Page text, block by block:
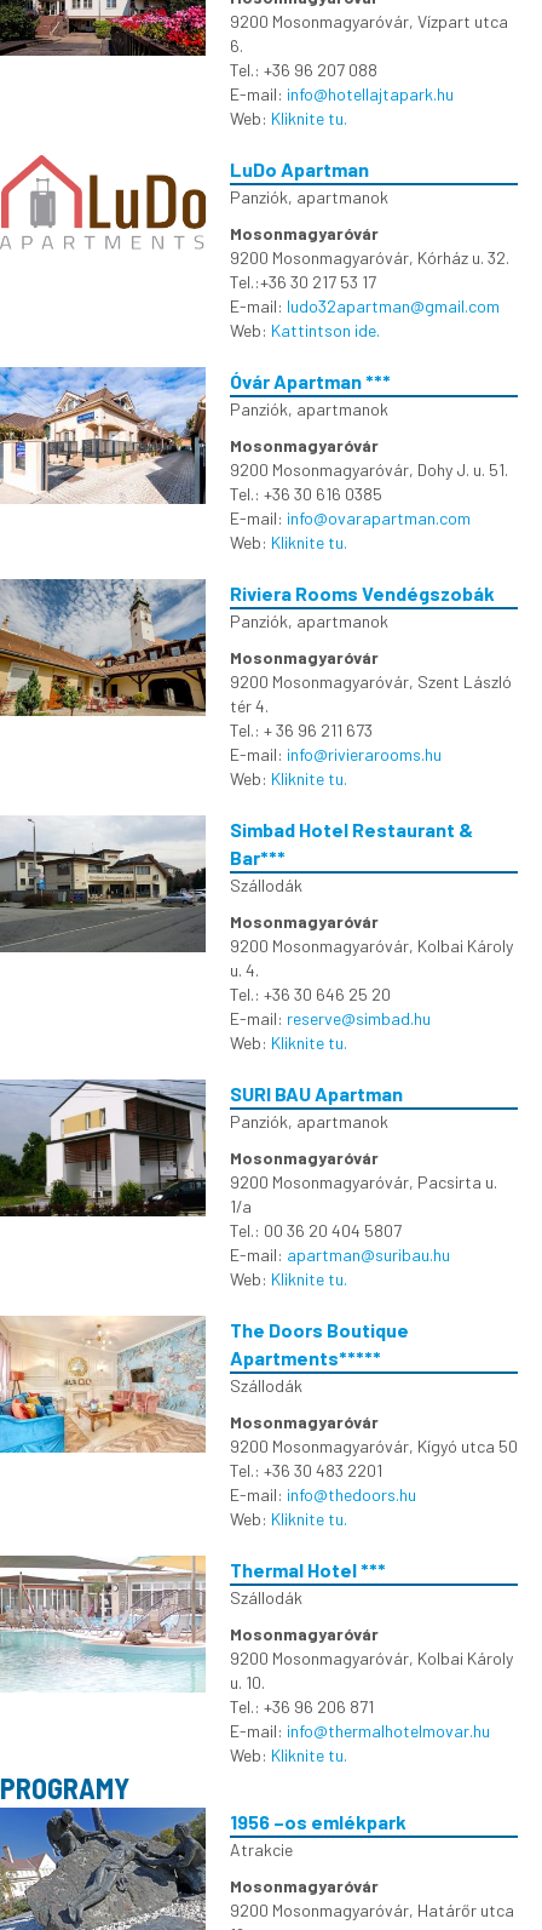
9200 Mosonmagyaróvár, Vízpart utca
6.
Tel.: +36 96 207 088
E-mail: info@hotellajtapark.hu
Web: Kliknite tu.
LuDo Apartman
Panziók, apartmanok
Mosonmagyaróvár
9200 Mosonmagyaróvár, Kórház u. 32.
Tel.:+36 30 217 53 17
E-mail: ludo32apartman@gmail.com
Web: Kattintson ide.
Óvár Apartman ***
Panziók, apartmanok
Mosonmagyaróvár
9200 Mosonmagyaróvár, Dohy J. u. 51.
Tel.: +36 30 616 0385
E-mail: info@ovarapartman.com
Web: Kliknite tu.
Riviera Rooms Vendégszobák
Panziók, apartmanok
Mosonmagyaróvár
9200 Mosonmagyaróvár, Szent László
tér 4.
Tel.: + 36 96 211 673
E-mail: info@rivierarooms.hu
Web: Kliknite tu.
Simbad Hotel Restaurant &
Bar***
Szállodák
Mosonmagyaróvár
9200 Mosonmagyaróvár, Kolbai Károly
u. 4.
Tel.: +36 30 646 25 20
E-mail: reserve@simbad.hu
Web: Kliknite tu.
SURI BAU Apartman
Panziók, apartmanok
Mosonmagyaróvár
9200 Mosonmagyaróvár, Pacsirta u.
1/a
Tel.: 00 36 20 404 5807
E-mail: apartman@suribau.hu
Web: Kliknite tu.
The Doors Boutique
Apartments*****
Szállodák
Mosonmagyaróvár
9200 Mosonmagyaróvár, Kígyó utca 50
Tel.: +36 30 483 2201
E-mail: info@thedoors.hu
Web: Kliknite tu.
Thermal Hotel ***
Szállodák
Mosonmagyaróvár
9200 Mosonmagyaróvár, Kolbai Károly
u. 10.
Tel.: +36 96 206 871
E-mail: info@thermalhotelmovar.hu
Web: Kliknite tu.
PROGRAMY
1956 –os emlékpark
Atrakcie
Mosonmagyaróvár
9200 Mosonmagyaróvár, Határőr utca